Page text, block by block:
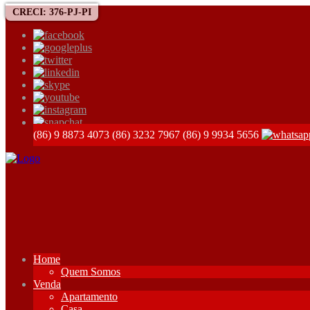
CRECI: 376-PJ-PI
(86) 9 8873 4073 (86) 3232 7967 (86) 9 9934 5656
Home
Quem Somos
Venda
Apartamento